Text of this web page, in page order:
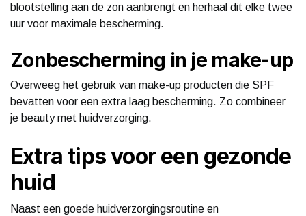
blootstelling aan de zon aanbrengt en herhaal dit elke twee
uur voor maximale bescherming.
Zonbescherming in je make-up
Overweeg het gebruik van make-up producten die SPF
bevatten voor een extra laag bescherming. Zo combineer
je beauty met huidverzorging.
Extra tips voor een gezonde
huid
Naast een goede huidverzorgingsroutine en